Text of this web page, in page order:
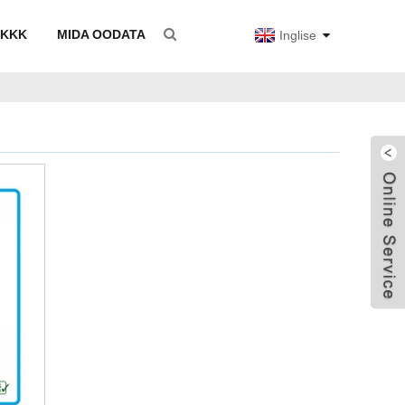
KKK MIDA OODATA Inglise